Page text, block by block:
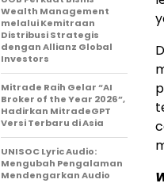
Wealth Management
melalui Kemitraan
Distribusi Strategis
dengan Allianz Global
Investors
Mitrade Raih Gelar “AI
Broker of the Year 2026”,
Hadirkan MitradeGPT
Versi Terbaru di Asia
UNISOC Lyric Audio:
Mengubah Pengalaman
Mendengarkan Audio